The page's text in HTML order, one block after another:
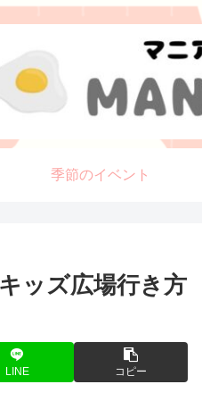
季節のイベント
ッズ広場行き方
LINE コピー